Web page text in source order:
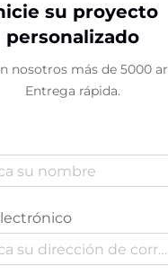
su proyecto
personalizado
nosotros más de 5000
Entrega rápida.